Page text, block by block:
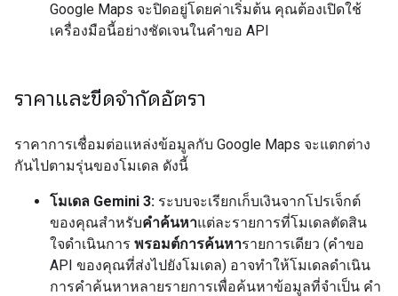
Google Maps จะปิดอยู่โดยค่าเริ่มต้น คุณต้องเปิดใช้
เครื่องมือนี้อย่างชัดเจนในคำขอ API
ราคาและขีดจำกัดอัตรา
ราคาการเชื่อมต่อแหล่งข้อมูลกับ Google Maps จะแตกต่าง
กันไปตามรุ่นของโมเดล ดังนี้
โมเดล Gemini 3: ระบบจะเรียกเก็บเงินจากโปรเจ็กต์
ของคุณสำหรับคำค้นหาแต่ละรายการที่โมเดลตัดสิน
ใจดำเนินการ พรอมต์การค้นหารายการเดียว (คำขอ
API ของคุณที่ส่งไปยังโมเดล) อาจทำให้โมเดลดำเนิน
การคำค้นหาหลายรายการเพื่อค้นหาข้อมูลที่จำเป็น คำ